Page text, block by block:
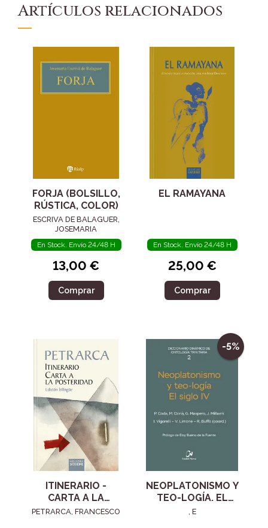
Artículos relacionados
FORJA (BOLSILLO,
RÚSTICA, COLOR)
ESCRIVA DE BALAGUER,
JOSEMARIA
En Stock. Envío 24/48 H
13,00 €
Comprar
EL RAMAYANA
En Stock. Envío 24/48 H
25,00 €
Comprar
ITINERARIO -
CARTA A LA
POSTERIDAD
PETRARCA, FRANCESCO
-5%
NEOPLATONISMO Y
TEO-LOGÍA. EL
SIGLO IV
, E